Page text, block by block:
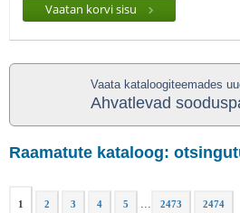
Vaatan korvi sisu
Vaata kataloogiteemades
Ahvatlevad
Raamatute kataloog:
1 2 3 4 5 ... 2473 2474